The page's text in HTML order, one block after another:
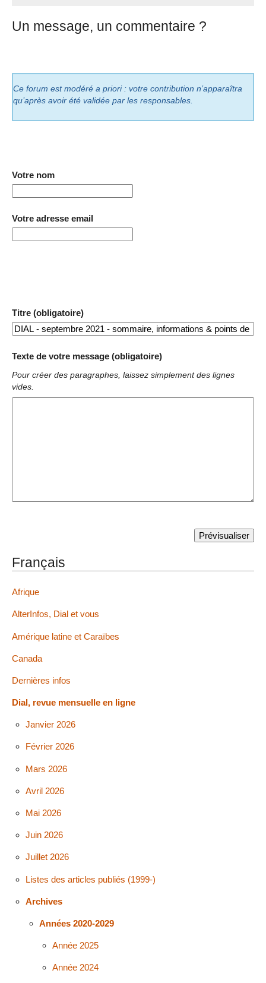
Un message, un commentaire ?
Ce forum est modéré a priori : votre contribution n’apparaîtra
qu’après avoir été validée par les responsables.
Votre nom
Votre adresse email
Titre (obligatoire)
Texte de votre message (obligatoire)
Pour créer des paragraphes, laissez simplement des lignes
vides.
Français
Afrique
AlterInfos, Dial et vous
Amérique latine et Caraïbes
Canada
Dernières infos
Dial, revue mensuelle en ligne
Janvier 2026
Février 2026
Mars 2026
Avril 2026
Mai 2026
Juin 2026
Juillet 2026
Listes des articles publiés (1999-)
Archives
Années 2020-2029
Année 2025
Année 2024